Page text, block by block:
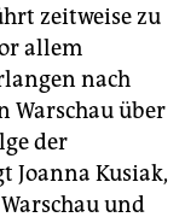
zeitweise zu
allem
nach
Warschau über
der
Joanna Kusiak,
und